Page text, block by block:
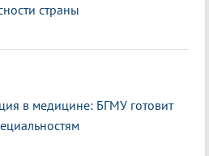
страны
в медицине: БГМУ готовит